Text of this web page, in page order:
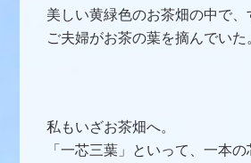
美しい黄緑色のお茶畑の中で、
ご夫婦がお茶の葉を摘んでいた
私もいざお茶畑へ。
「一芯三葉」といって、一本